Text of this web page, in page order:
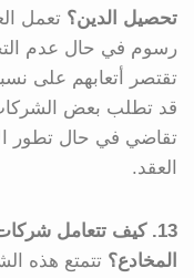
تحصيل الدين؟ تعمل
تقتصر أتعابهم على
قد تطلب بعض
تقاضي في حال تطور
العقد.
13. كيف تتعامل
المخادع؟ تتمتع هذه